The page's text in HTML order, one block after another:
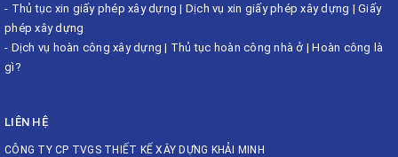
- Thủ tục xin giấy phép xây dựng | Dịch vụ xin giấy phép xây dựng | Giấy
phép xây dựng
- Dịch vụ hoàn công xây dựng | Thủ tục hoàn công nhà ở |Hoàn công là
gì?
LIÊN HỆ
CÔNG TY CP TVGS THIẾT KẾ XÂY DỰNG KHẢI MINH